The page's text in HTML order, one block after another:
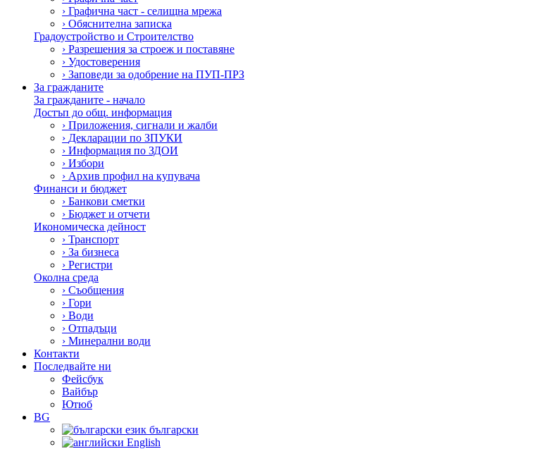
› Графична част - селищна мрежа
› Обяснителна записка
Градоустройство и Строителство
› Разрешения за строеж и поставяне
› Удостоверения
› Заповеди за одобрение на ПУП-ПРЗ
За гражданите
За гражданите - начало
Достъп до общ. информация
› Приложения, сигнали и жалби
› Декларации по ЗПУКИ
› Информация по ЗДОИ
› Избори
› Архив профил на купувача
Финанси и бюджет
› Банкови сметки
› Бюджет и отчети
Икономическа дейност
› Транспорт
› За бизнеса
› Регистри
Околна среда
› Съобщения
› Гори
› Води
› Отпадъци
› Минерални води
Контакти
Последвайте ни
Фейсбук
Вайбър
Ютюб
BG
български
English